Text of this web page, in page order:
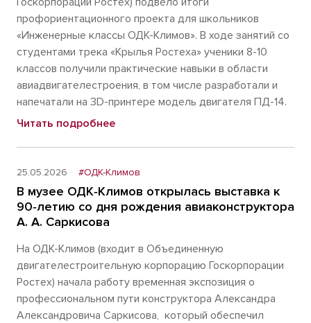
профориентационного проекта для школьников
«Инженерные классы ОДК-Климов». В ходе занятий со
студентами трека «Крылья Ростеха» ученики 8-10
классов получили практические навыки в области
авиадвигателестроения, в том числе разработали и
напечатали на 3D-принтере модель двигателя ПД-14.
Читать подробнее
25.05.2026 #ОДК-Климов
В музее ОДК‑Климов открылась выставка к
90‑летию со дня рождения авиаконструктора
А. А. Саркисова
На ОДК-Климов (входит в Объединенную
двигателестроительную корпорацию Госкорпорации
Ростех) начала работу временная экспозиция о
профессиональном пути конструктора Александра
Александровича Саркисова, который обеспечил